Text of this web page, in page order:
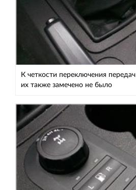
К четкости переключения
их также замечено не было